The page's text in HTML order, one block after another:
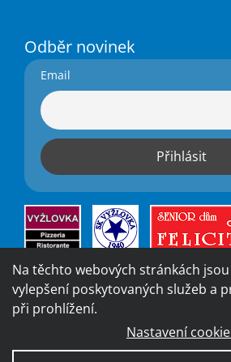
Odběr novinek
Email
Na těchto webových stránkách
vylepšení poskytovaných služeb a
při prohlížení.
Nastavení